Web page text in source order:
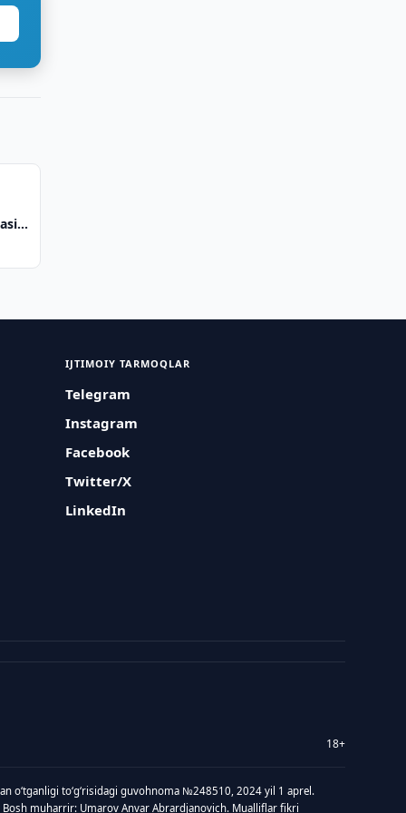
IJTIMOIY TARMOQLAR
Telegram
Instagram
Facebook
Twitter/X
LinkedIn
18+
oʻtganligi toʻgʻrisidagi guvohnoma №248510, 2024 yil 1 aprel.
muharrir: Umarov Anvar Abrardjanovich. Mualliflar fikri